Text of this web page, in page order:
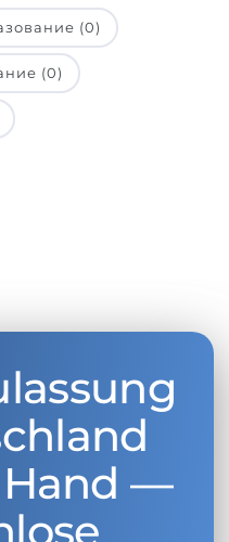
(0)
(0)
Hand —